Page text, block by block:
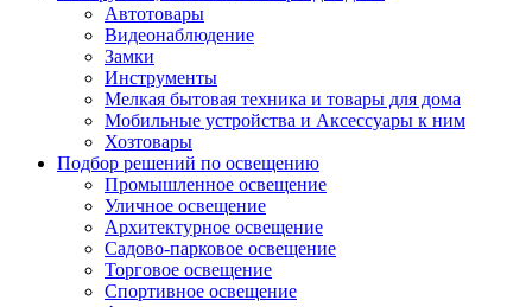
Автотовары
Видеонаблюдение
Замки
Инструменты
Мелкая бытовая техника и товары для дома
Мобильные устройства и Аксессуары к ним
Хозтовары
Подбор решений по освещению
Промышленное освещение
Уличное освещение
Архитектурное освещение
Садово-парковое освещение
Торговое освещение
Спортивное освещение